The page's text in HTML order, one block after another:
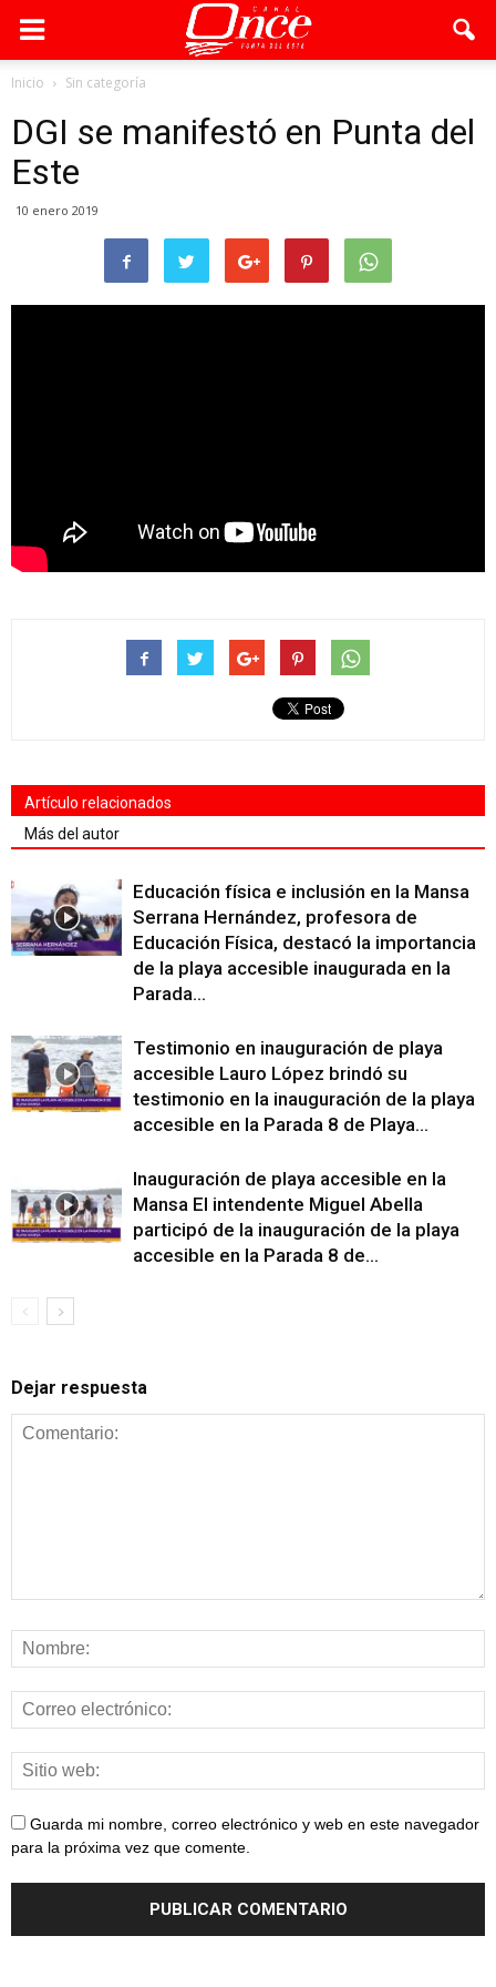
Inicio Sin categoría
DGI se manifestó en Punta del
Este
10 enero 2019
Artículo relacionados
Más del autor
Educación física e inclusión en la Mansa
Serrana Hernández, profesora de
Educación Física, destacó la importancia
de la playa accesible inaugurada en la
Parada...
Testimonio en inauguración de playa
accesible Lauro López brindó su
testimonio en la inauguración de la playa
accesible en la Parada 8 de Playa...
Inauguración de playa accesible en la
Mansa El intendente Miguel Abella
participó de la inauguración de la playa
accesible en la Parada 8 de...
Dejar respuesta
Guarda mi nombre, correo electrónico y web en este navegador
para la próxima vez que comente.